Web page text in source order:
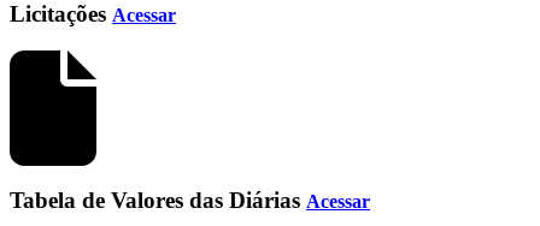
Licitações Acessar
Tabela de Valores das Diárias Acessar